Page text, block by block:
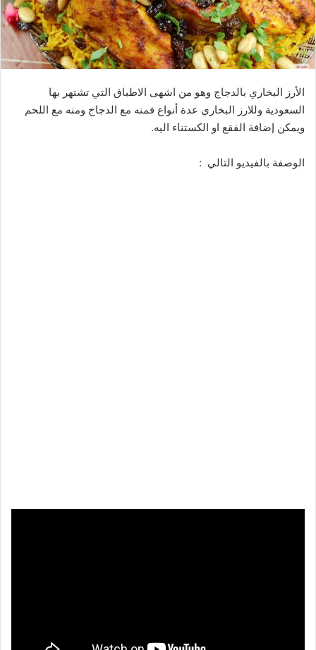
الأرز البخاري بالدجاج وهو من اشهى الاطباق التي تشتهر بها
السعودية وللارز البخاري عدة أنواع فمنه مع الدجاج ومنه مع اللحم
ويمكن إضافة الفقع او الكستناء اليه.
الوصفة بالفيديو التالي :